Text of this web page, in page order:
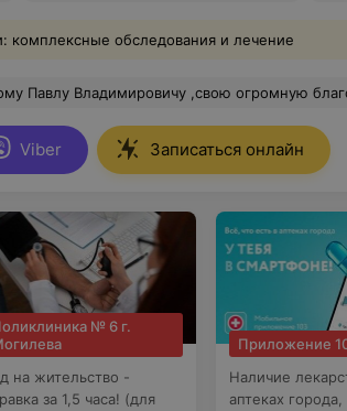
комплексные обследования и лечение
лечение, за врачебную этику и за профессионализм в своем деле. Спасибо Вам Павел Владимирович за Вашу бесконечную доброту и теплое отношение. Желаю Вам крепкого здоровья, всего самого наилучшего и только
Viber Записаться онлайн
№ 6 г.
на жительство -
за 1,5 часа! (для
Приложение
Наличие
аптеках города,